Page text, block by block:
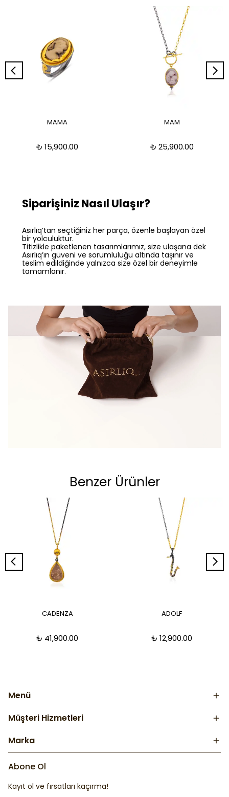
MAMA
₺ 15,900.00
MAM
₺ 25,900.00
Siparişiniz Nasıl Ulaşır?
Asırlıq’tan seçtiğiniz her parça, özenle başlayan özel
bir yolculuktur.
Titizlikle paketlenen tasarımlarımız, size ulaşana dek
Asırlıq’ın güveni ve sorumluluğu altında taşınır ve
teslim edildiğinde yalnızca size özel bir deneyimle
tamamlanır.
Benzer Ürünler
CADENZA
₺ 41,900.00
ADOLF
₺ 12,900.00
Menü
Müşteri Hizmetleri
Marka
Abone Ol
Kayıt ol ve fırsatları kaçırma!